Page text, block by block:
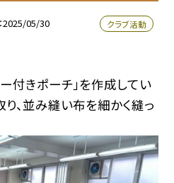
2025/05/30 クラブ活動
付きポーチ」を作成してい
り、並み縫い布を細かく縫っ